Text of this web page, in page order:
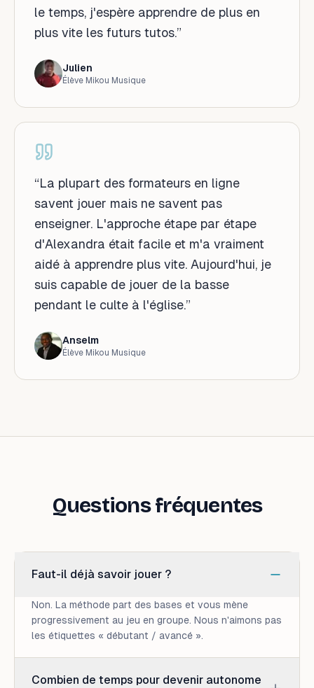
le temps, j'espère apprendre de plus en
plus vite les futurs tutos.”
Julien
Élève Mikou Musique
“La plupart des formateurs en ligne
savent jouer mais ne savent pas
enseigner. L'approche étape par étape
d'Alexandra était facile et m'a vraiment
aidé à apprendre plus vite. Aujourd'hui, je
suis capable de jouer de la basse
pendant le culte à l'église.”
Anselm
Élève Mikou Musique
Questions fréquentes
Faut-il déjà savoir jouer ?
Non. La méthode part des bases et vous mène
progressivement au jeu en groupe. Nous n'aimons pas
les étiquettes « débutant / avancé ».
Combien de temps pour devenir autonome